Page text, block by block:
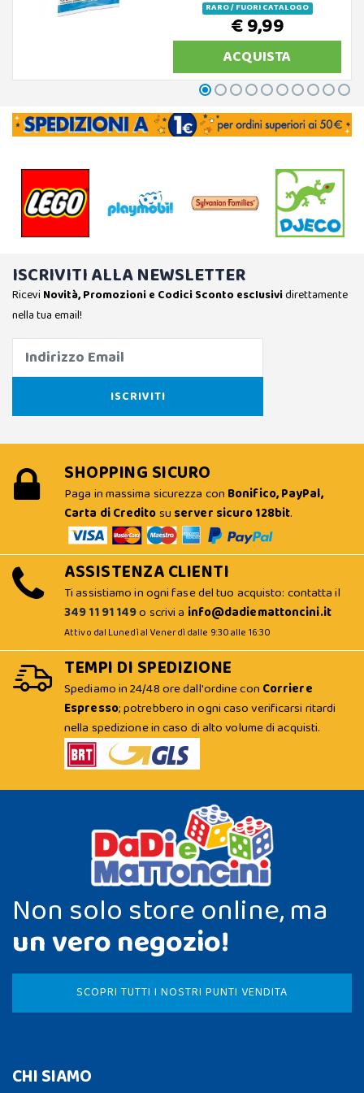
RARO / FUORI CATALOGO
€ 9,99
ACQUISTA
ISCRIVITI ALLA NEWSLETTER
Ricevi Novità, Promozioni e Codici Sconto esclusividirettamente
nella tua email!
SHOPPING SICURO
Paga in massima sicurezza con Bonifico, PayPal,
Carta di Creditosu server sicuro 128bit.
ASSISTENZA CLIENTI
Ti assistiamo in ogni fase del tuo acquisto: contatta il
349 11 91 149o scrivi a info@dadiemattoncini.it
Attivo dal Lunedì al Venerdì dalle 9:30 alle 16:30
TEMPI DI SPEDIZIONE
Spediamo in 24/48 ore dall'ordine con Corriere
Espresso; potrebbero in ogni caso verificarsi ritardi
nella spedizione in caso di alto volume di acquisti.
Non solo store online, ma
un vero negozio!
SCOPRI TUTTI I NOSTRI PUNTI VENDITA
CHI SIAMO